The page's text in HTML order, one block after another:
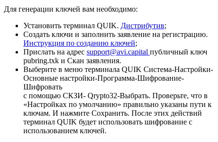
Для генерации ключей вам необходимо:
Установить терминал QUIK. Дистрибутив;
Создать ключи и заполнить заявление на регистрацию.
Инструкция по созданию ключей;
Прислать на адрес support@avi.capital публичный ключ
pubring.txk и Скан заявления.
Выберите в меню терминала QUIK Система-Настройки-
Основные настройки-Программа-Шифрование-
Шифровать
с помощью СКЗИ- Qrypto32-Выбрать. Проверьте, что в
«Настройках по умолчанию» правильно указаны пути к
ключам. И нажмите Сохранить. После этих действий
терминал QUIK будет использовать шифрование с
использованием ключей.